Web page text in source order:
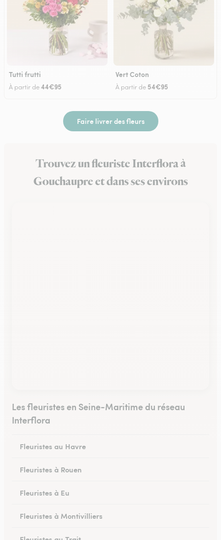
Tutti frutti
À partir de44€95
Vert Coton
À partir de 54€95
Faire livrer des fleurs
Trouvez un fleuriste Interflora à
Gouchaupre et dans ses environs
Les fleuristes en Seine-Maritime du réseau
Interflora
Fleuristes au Havre
Fleuristes à Rouen
Fleuristes à Eu
Fleuristes à Montivilliers